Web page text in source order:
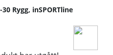
Rygg, inSPORTline